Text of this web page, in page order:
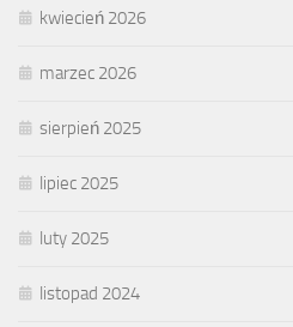
kwiecień 2026
marzec 2026
sierpień 2025
lipiec 2025
luty 2025
listopad 2024